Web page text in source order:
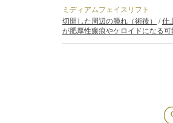
ミディアムフェイスリフト
切開した周辺の腫れ（術後）
/仕
が肥厚性瘢痕やケロイドになる可